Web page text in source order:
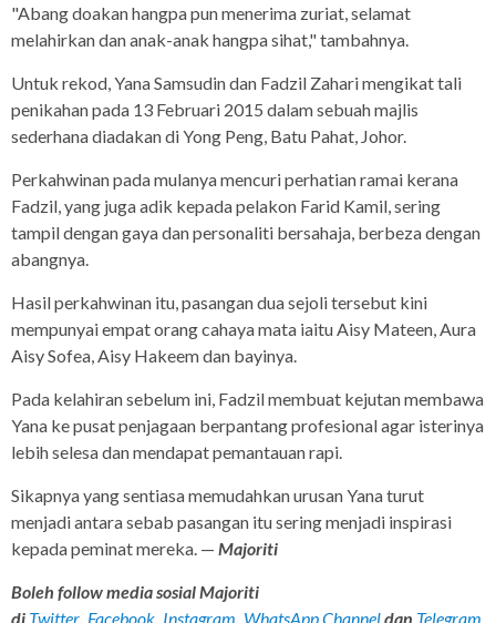
"Abang doakan hangpa pun menerima zuriat, selamat
melahirkan dan anak-anak hangpa sihat," tambahnya.
Untuk rekod, Yana Samsudin dan Fadzil Zahari mengikat tali
penikahan pada 13 Februari 2015 dalam sebuah majlis
sederhana diadakan di Yong Peng, Batu Pahat, Johor.
Perkahwinan pada mulanya mencuri perhatian ramai kerana
Fadzil, yang juga adik kepada pelakon Farid Kamil, sering
tampil dengan gaya dan personaliti bersahaja, berbeza dengan
abangnya.
Hasil perkahwinan itu, pasangan dua sejoli tersebut kini
mempunyai empat orang cahaya mata iaitu Aisy Mateen, Aura
Aisy Sofea, Aisy Hakeem dan bayinya.
Pada kelahiran sebelum ini, Fadzil membuat kejutan membawa
Yana ke pusat penjagaan berpantang profesional agar isterinya
lebih selesa dan mendapat pemantauan rapi.
Sikapnya yang sentiasa memudahkan urusan Yana turut
menjadi antara sebab pasangan itu sering menjadi inspirasi
kepada peminat mereka. — Majoriti
Boleh follow media sosial Majoriti
di Twitter Facebook Instagram WhatsApp Channeldan Telegram